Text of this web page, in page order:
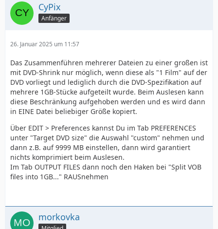
CyPix
Anfänger
26. Januar 2025 um 11:57
Das Zusammenführen mehrerer Dateien zu einer großen ist
mit DVD-Shrink nur möglich, wenn diese als "1 Film" auf der
DVD vorliegt und lediglich durch die DVD-Spezifikation auf
mehrere 1GB-Stücke aufgeteilt wurde. Beim Auslesen kann
diese Beschränkung aufgehoben werden und es wird dann
in EINE Datei beliebiger Größe kopiert.
Über EDIT > Preferences kannst Du im Tab PREFERENCES
unter "Target DVD size" die Auswahl "custom" nehmen und
dann z.B. auf 9999 MB einstellen, dann wird garantiert
nichts komprimiert beim Auslesen.
Im Tab OUTPUT FILES dann noch den Haken bei "Split VOB
files into 1GB..." RAUSnehmen
morkovka